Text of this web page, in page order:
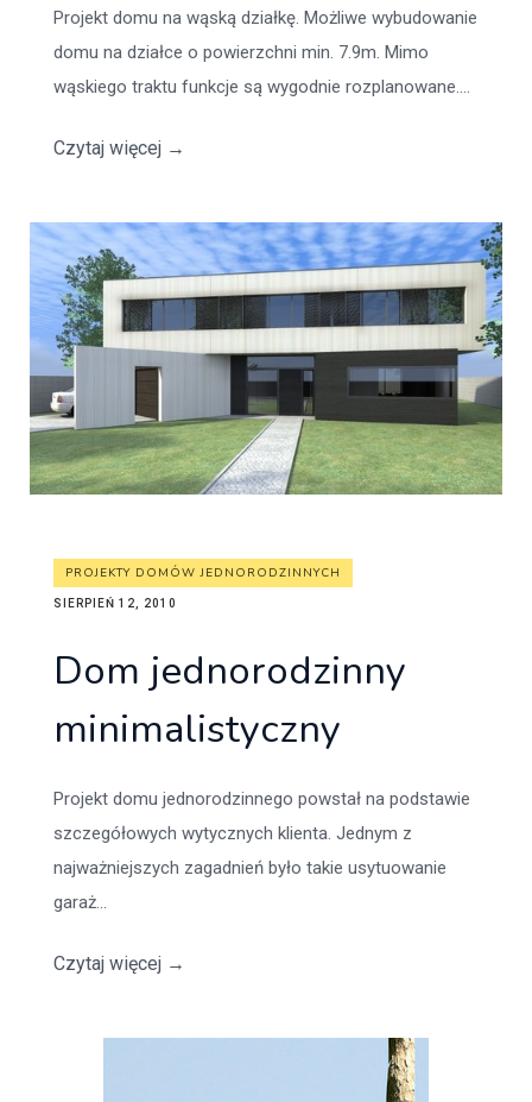
Projekt domu na wąską działkę. Możliwe wybudowanie
domu na działce o powierzchni min. 7.9m. Mimo
wąskiego traktu funkcje są wygodnie rozplanowane....
Czytaj więcej →
PROJEKTY DOMÓW JEDNORODZINNYCH
SIERPIEŃ 12, 2010
Dom jednorodzinny
minimalistyczny
Projekt domu jednorodzinnego powstał na podstawie
szczegółowych wytycznych klienta. Jednym z
najważniejszych zagadnień było takie usytuowanie
garaż...
Czytaj więcej →